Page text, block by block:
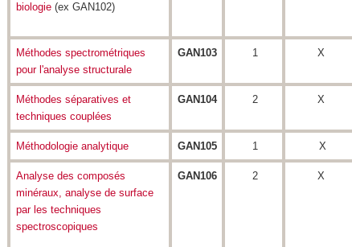
biologie(ex GAN102)
Méthodes spectrométriques
pour l'analyse structurale
GAN103 1 X
Méthodes séparatives et
techniques couplées
GAN104 2 X
Méthodologie analytique GAN105 1 X
Analyse des composés
minéraux, analyse de surface
par les techniques
spectroscopiques
GAN106 2 X